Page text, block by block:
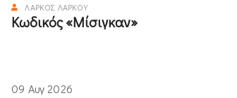
ΛΆΡΚΟΣ ΛΆΡΚΟΥ
Κωδικός «Μίσιγκαν»
09 Αυγ 2026